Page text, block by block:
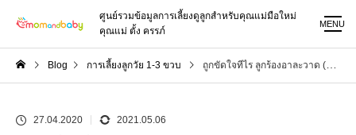
ศูนย์รวมข้อมูลการเลี้ยงดูลูกสำหรับคุณแม่มือใหม่
คุณแม่ ตั้ง ครรภ์
MENU
Blog การเลี้ยงลูกวัย 1-3 ขวบ ถูกขัดใจทีไร ลูกร้องอาละวาด (Temper tantrums) ทุกที พ่อแม่รับมืออย่างไรดี
27.04.2020 2021.05.06